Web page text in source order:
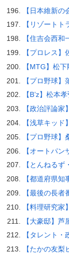
【日本維新の
【リゾート
【住吉会西和
【プロレス
【MTG】松下
【プロ野球】
【B’z】松本
【政治評論家
【浅草キッド
【プロ野球
【オートパ
【とんねる
【都道府県知
【最後の長
【料理研究家
【大豪邸】
【タレント
【たかの友